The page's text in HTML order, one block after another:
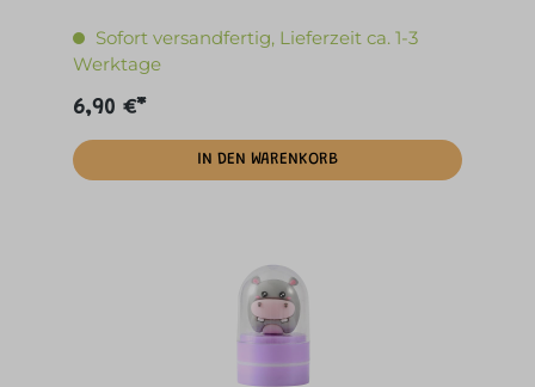
Sofort versandfertig, Lieferzeit ca. 1-3
Werktage
6,90 €*
IN DEN WARENKORB